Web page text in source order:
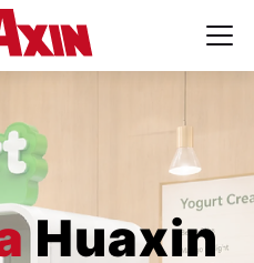
Huaxin